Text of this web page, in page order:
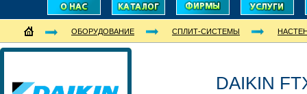
ОБОРУДОВАНИЕ СПЛИТ-СИСТЕМЫ
DAIKIN